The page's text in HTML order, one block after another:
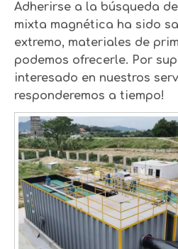
Adherirse a la búsqueda
mixta magnética ha sido
extremo, materiales de
podemos ofrecerle. Por
interesado en nuestros
responderemos a tiempo!